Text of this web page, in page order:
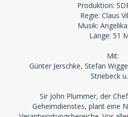
Produktion:
Regie: Claus
Musik:
Länge: 51
Mit:
Günter Jerschke, Stefan
Striebeck
Sir John Plummer, der
Geheimdienstes, plant eine